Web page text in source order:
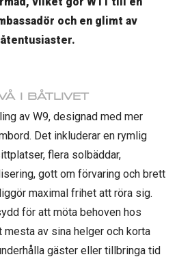
och en glimt av
I BÅTLIVET
av W9, designad med mer
Det inkluderar en rymlig
flera solbäddar,
gott om förvaring och brett
maximal frihet att röra sig.
för att möta behoven hos
av sina helger och korta
gäster eller tillbringa tid